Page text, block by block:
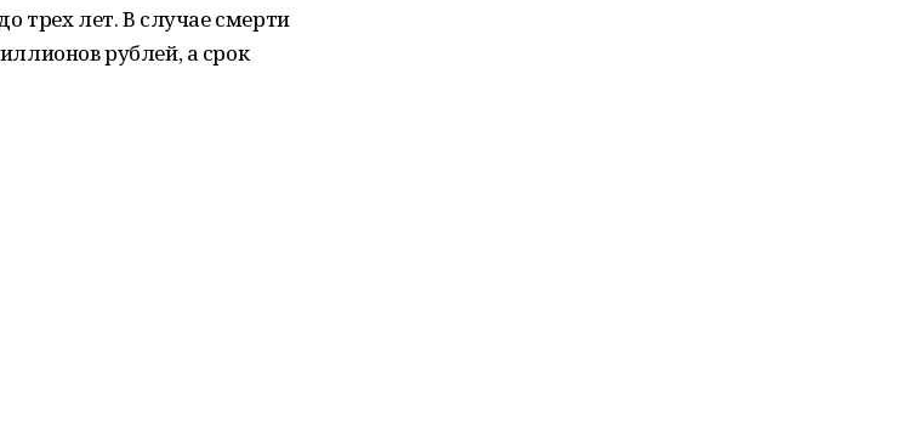
трех лет. В случае смерти
рублей, а срок